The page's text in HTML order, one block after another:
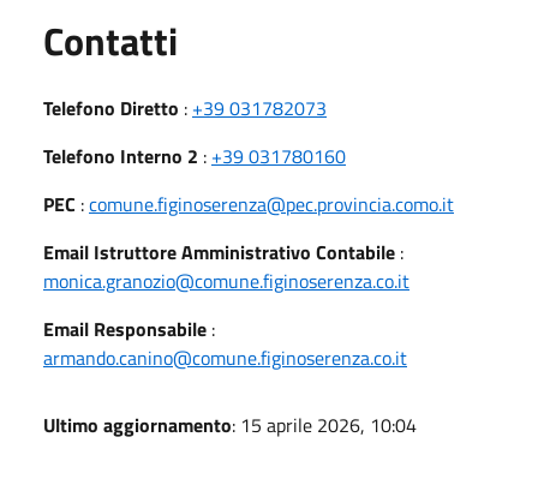
Contatti
Telefono Diretto : +39 031782073
Telefono Interno 2 : +39 031780160
PEC :comune.figinoserenza@pec.provincia.como.it
Email Istruttore Amministrativo Contabile :
monica.granozio@comune.figinoserenza.co.it
Email Responsabile :
armando.canino@comune.figinoserenza.co.it
Ultimo aggiornamento: 15 aprile 2026, 10:04